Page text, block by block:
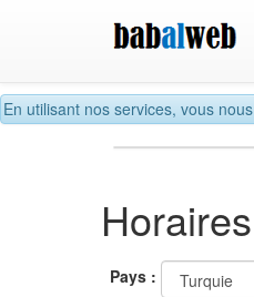
En utilisant nos services, vous
Pays :